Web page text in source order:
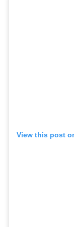
View this post